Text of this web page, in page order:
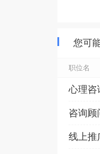
您可
职位名
心理咨
线上推